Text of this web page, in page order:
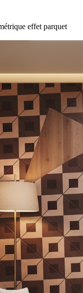
effet parquet